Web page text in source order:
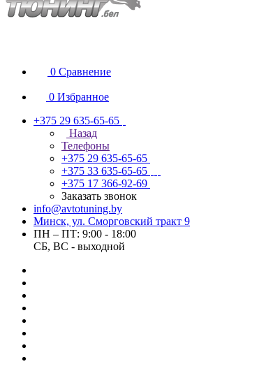
0 Сравнение
0 Избранное
+375 29 635-65-65
Назад
Телефоны
+375 29 635-65-65
+375 33 635-65-65
+375 17 366-92-69
Заказать звонок
info@avtotuning.by
Минск, ул. Сморговский тракт 9
ПН – ПТ: 9:00 - 18:00
СБ, ВС - выходной